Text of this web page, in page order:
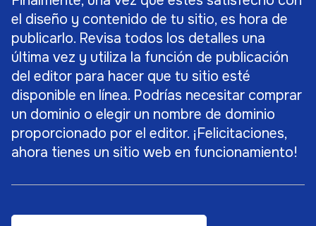
el diseño y contenido de tu sitio, es hora de
publicarlo. Revisa todos los detalles una
última vez y utiliza la función de publicación
del editor para hacer que tu sitio esté
disponible en línea. Podrías necesitar comprar
un dominio o elegir un nombre de dominio
proporcionado por el editor. ¡Felicitaciones,
ahora tienes un sitio web en funcionamiento!